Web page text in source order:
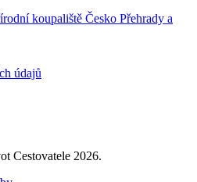
koupaliště Česko Přehrady a
údajů
Cestovatele 2026.